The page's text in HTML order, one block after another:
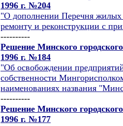
1996 г. №204
"О дополнении Перечня
ремонту и реконструкции с
----------
Решение Минского
1996 г. №184
"Об освобождении
собственности
наименованиях названия
----------
Решение Минского
1996 г. №177